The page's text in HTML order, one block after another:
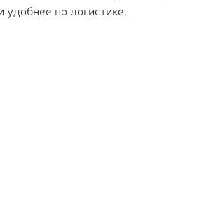
по логистике.